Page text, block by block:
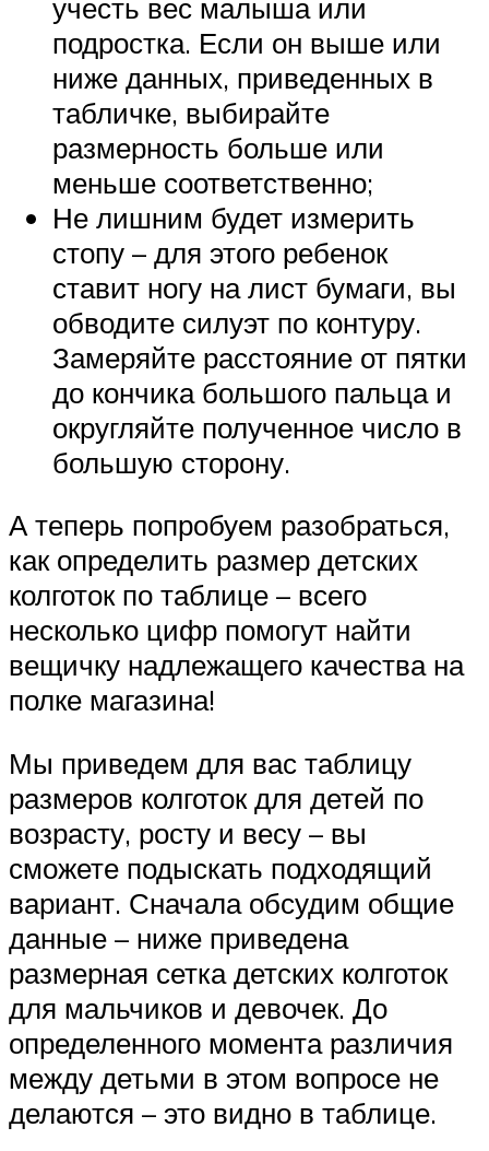
учесть вес малыша или
подростка. Если он выше или
ниже данных, приведенных в
табличке, выбирайте
размерность больше или
меньше соответственно;
Не лишним будет измерить
стопу – для этого ребенок
ставит ногу на лист бумаги, вы
обводите силуэт по контуру.
Замеряйте расстояние от пятки
до кончика большого пальца и
округляйте полученное число в
большую сторону.
А теперь попробуем разобраться,
как определить размер детских
колготок по таблице – всего
несколько цифр помогут найти
вещичку надлежащего качества на
полке магазина!
Мы приведем для вас таблицу
размеров колготок для детей по
возрасту, росту и весу – вы
сможете подыскать подходящий
вариант. Сначала обсудим общие
данные – ниже приведена
размерная сетка детских колготок
для мальчиков и девочек. До
определенного момента различия
между детьми в этом вопросе не
делаются – это видно в таблице.